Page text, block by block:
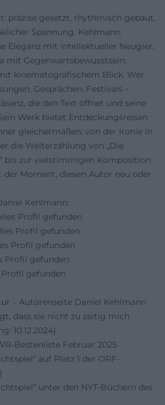
präzise gesetzt, rhythmisch gebaut,
Spannung. Kehlmann
Eleganz mit intellektueller Neugier,
mit Gegenwartsbewusstsein,
kinematografischem Blick. Wer
Gesprächen, Festivals –
die den Text öffnet und seine
Werk bietet Entdeckungsreisen
gleichermaßen: von der Ironie in
die Welterzählung von „Die
bis zur vielstimmigen Komposition
der Moment, diesen Autor neu oder
Kehlmann:
Profil gefunden
Profil gefunden
Profil gefunden
Profil gefunden
Profil gefunden
– Autorenseite Daniel Kehlmann
dass sie nicht zu zeitig mich
10.12.2024)
Bestenliste Februar 2025
auf Platz 1 der ORF-
unter den NYT-Büchern des